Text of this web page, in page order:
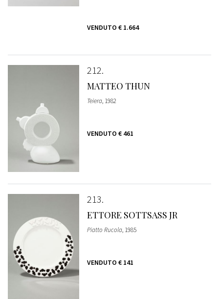
VENDUTO € 1.664
212
MATTEO THUN
Teiera, 1982
VENDUTO € 461
213
ETTORE SOTTSASS JR
Piatto Rucola, 1985
VENDUTO € 141